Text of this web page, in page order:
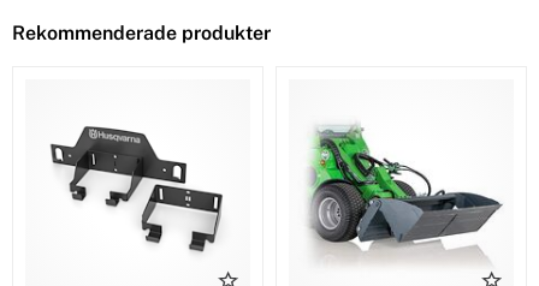
Rekommenderade produkter